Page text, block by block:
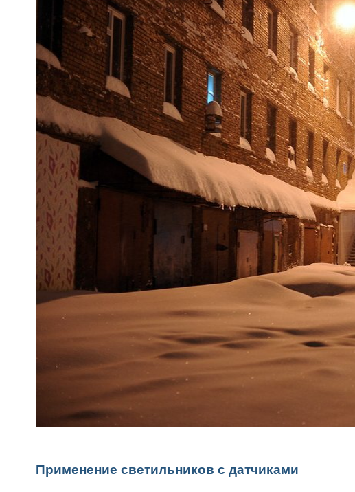
Применение светильников с датчиками